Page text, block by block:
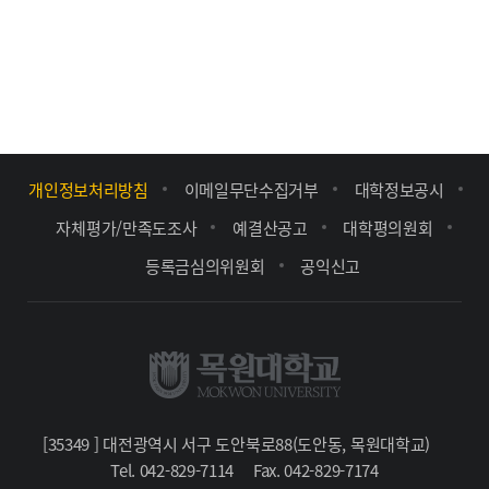
개인정보처리방침 이메일무단수집거부
대학정보공시
자체평가/만족도조사
예결산공고
대학평의원회
등록금심의위원회
공익신고
[35349 ] 대전광역시 서구 도안북로88(도안동, 목원대학교)
Tel. 042-829-7114
Fax. 042-829-7174